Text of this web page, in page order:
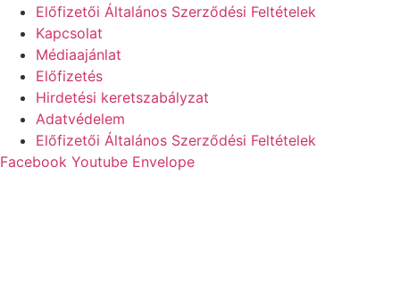
Előfizetői Általános Szerződési Feltételek
Kapcsolat
Médiaajánlat
Előfizetés
Hirdetési keretszabályzat
Adatvédelem
Előfizetői Általános Szerződési Feltételek
Facebook Youtube Envelope